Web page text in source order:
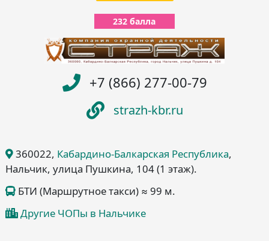
232 балла
+7 (866) 277-00-79
strazh-kbr.ru
360022, Кабардино-Балкарская Республика,
Нальчик, улица Пушкина, 104(1 этаж).
БТИ (Маршрутное такси) ≈ 99 м.
Другие ЧОПы в Нальчике